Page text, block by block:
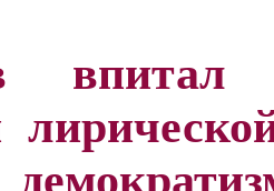
впитал